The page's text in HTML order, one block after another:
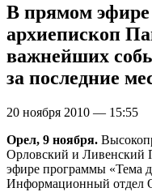
В прямом эфире
архиепископ
важнейших
за последние
20 ноября 2010 — 15:55
Орел, 9 ноября.
Орловский и Ливенский
эфире программы «Тема
Информационный отдел